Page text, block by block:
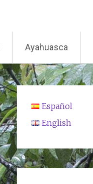
Ayahuasca
Español
English